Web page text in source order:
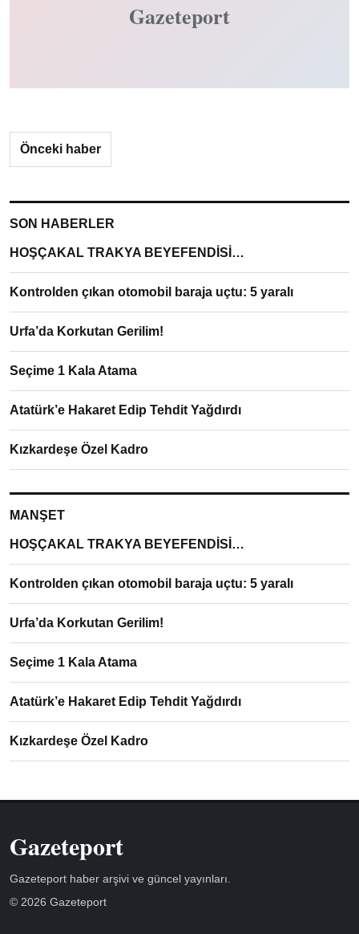
Gazeteport
Önceki haber
SON HABERLER
HOŞÇAKAL TRAKYA BEYEFENDİSİ…
Kontrolden çıkan otomobil baraja uçtu: 5 yaralı
Urfa’da Korkutan Gerilim!
Seçime 1 Kala Atama
Atatürk’e Hakaret Edip Tehdit Yağdırdı
Kızkardeşe Özel Kadro
MANŞET
HOŞÇAKAL TRAKYA BEYEFENDİSİ…
Kontrolden çıkan otomobil baraja uçtu: 5 yaralı
Urfa’da Korkutan Gerilim!
Seçime 1 Kala Atama
Atatürk’e Hakaret Edip Tehdit Yağdırdı
Kızkardeşe Özel Kadro
Gazeteport
Gazeteport haber arşivi ve güncel yayınları.
© 2026 Gazeteport